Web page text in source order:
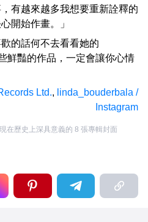
有越來越多我想要重新詮釋的
開始作畫。」
的話何不去看看她的
鮮豔的作品，一定會讓你心情
Ltd., linda_bouderbala /
Instagram
在歷史上深具意義的 8 張專輯封面